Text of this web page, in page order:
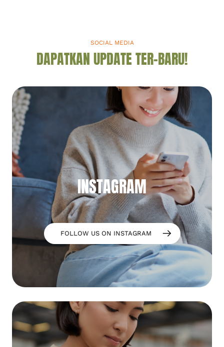
SOCIAL MEDIA
DAPATKAN UPDATE TER-BARU!
INSTAGRAM
FOLLOW US ON INSTAGRAM